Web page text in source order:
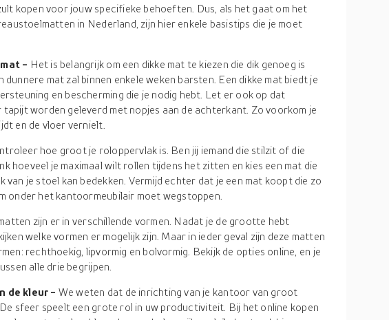
kopen voor jouw specifieke behoeften. Dus, als het gaat om het
in Nederland, zijn hier enkele basistips die je moet
- Het is belangrijk om een dikke mat te kiezen die dik genoeg is
dunnere mat zal binnen enkele weken barsten. Een dikke mat biedt je
en bescherming die je nodig hebt. Let er ook op dat
worden geleverd met nopjes aan de achterkant. Zo voorkom je
en de vloer vernielt.
hoe groot je roloppervlak is. Ben jij iemand die stilzit of die
hoeveel je maximaal wilt rollen tijdens het zitten en kies een mat die
van je stoel kan bedekken. Vermijd echter dat je een mat koopt die zo
onder het kantoormeubilair moet wegstoppen.
zijn er in verschillende vormen. Nadat je de grootte hebt
welke vormen er mogelijk zijn. Maar in ieder geval zijn deze matten
rechthoekig, lipvormig en bolvormig. Bekijk de opties online, en je
alle drie begrijpen.
de kleur - We weten dat de inrichting van je kantoor van groot
sfeer speelt een grote rol in uw productiviteit. Bij het online kopen